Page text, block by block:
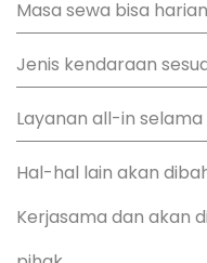
Masa sewa bisa
Jenis kendaraan
Layanan all-in
Hal-hal lain akan
Kerjasama dan akan